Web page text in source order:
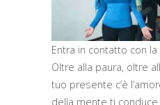
Entra in contatto con
Oltre alla paura, oltre
tuo presente c’è
della mente ti